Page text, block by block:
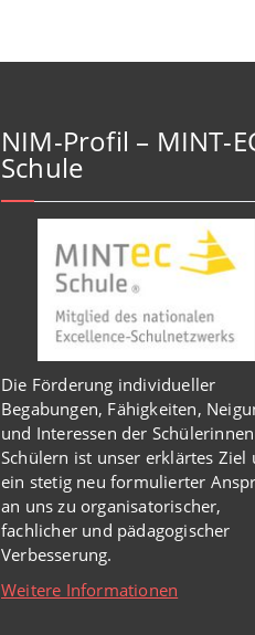
NIM-Profil – MINT-
Schule
Die Förderung individueller
Begabungen, Fähigkeiten,
und Interessen der
Schülern ist unser erklärtes Ziel
ein stetig neu formulierter
an uns zu organisatorischer,
fachlicher und pädagogischer
Verbesserung.
Weitere Informationen